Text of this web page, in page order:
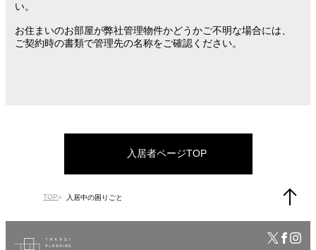
い。
お住まいのお部屋が弊社管理物件かどうかご不明な場合には、
ご契約時の書類で管理先の名称をご確認ください。
入居者ページTOP
TOP 入居中の困りごと